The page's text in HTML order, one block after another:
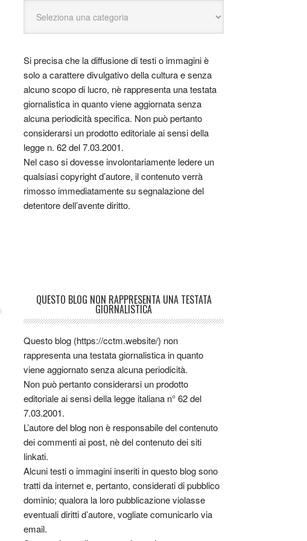
Si precisa che la diffusione di testi o immagini è
solo a carattere divulgativo della cultura e senza
alcuno scopo di lucro, nè rappresenta una testata
giornalistica in quanto viene aggiornata senza
alcuna periodicità specifica. Non può pertanto
considerarsi un prodotto editoriale ai sensi della
legge n. 62 del 7.03.2001.
Nel caso si dovesse involontariamente ledere un
qualsiasi copyright d’autore, il contenuto verrà
rimosso immediatamente su segnalazione del
detentore dell’avente diritto.
QUESTO BLOG NON RAPPRESENTA UNA TESTATA
GIORNALISTICA
Questo blog (https://cctm.website/) non
rappresenta una testata giornalistica in quanto
viene aggiornato senza alcuna periodicità.
Non può pertanto considerarsi un prodotto
editoriale ai sensi della legge italiana n° 62 del
7.03.2001.
L’autore del blog non è responsabile del contenuto
dei commenti ai post, nè del contenuto dei siti
linkati.
Alcuni testi o immagini inseriti in questo blog sono
tratti da internet e, pertanto, considerati di pubblico
dominio; qualora la loro pubblicazione violasse
eventuali diritti d’autore, vogliate comunicarlo via
email.